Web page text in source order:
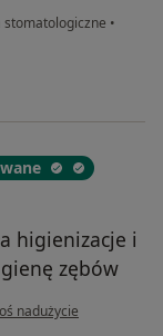
stomatologiczne •
higienizacje i
zębów
użytkownika Marcin
nadużycie